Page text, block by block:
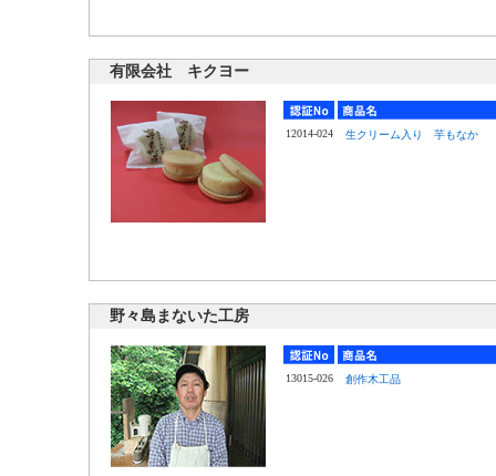
有限会社 キクヨー
12014-024 生クリーム入り 芋もなか
野々島まないた工房
13015-026 創作木工品